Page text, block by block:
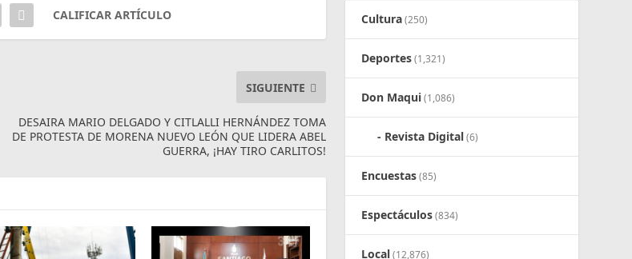
CALIFICAR ARTÍCULO
SIGUIENTE
DESAIRA MARIO DELGADO Y CITLALLI HERNÁNDEZ TOMA
DE PROTESTA DE MORENA NUEVO LEÓN QUE LIDERA ABEL
GUERRA, ¡HAY TIRO CARLITOS!
Cultura(250)
Deportes(1,321)
Don Maqui(1,086)
Revista Digital(6)
Encuestas(85)
Espectáculos(834)
Local(12,876)